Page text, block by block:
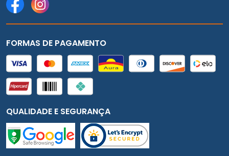
FORMAS DE PAGAMENTO
QUALIDADE E SEGURANÇA